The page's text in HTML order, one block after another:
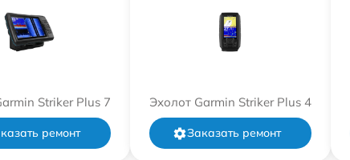
Striker Plus 7
ремонт
Эхолот Garmin Striker Plus 4
Заказать ремонт